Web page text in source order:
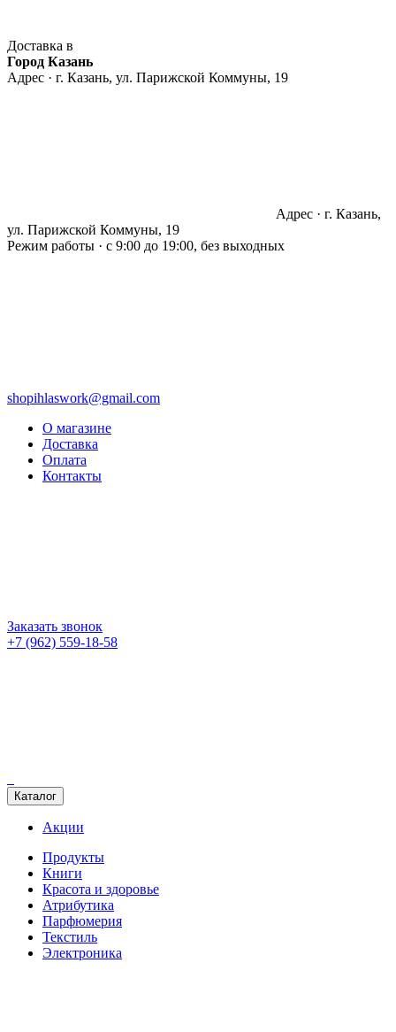
Доставка в
Город Казань
Адрес · г. Казань, ул. Парижской Коммуны, 19
Адрес · г. Казань,
ул. Парижской Коммуны, 19
Режим работы · с 9:00 до 19:00, без выходных
shopihlaswork@gmail.com
О магазине
Доставка
Оплата
Контакты
Заказать звонок
+7 (962) 559-18-58
Каталог
Акции
Продукты
Книги
Красота и здоровье
Атрибутика
Парфюмерия
Текстиль
Электроника